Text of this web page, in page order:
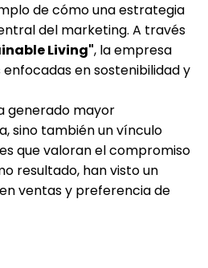
de cómo una estrategia
del marketing. A través
Living", la empresa
en sostenibilidad y
generado mayor
sino también un vínculo
que valoran el compromiso
resultado, han visto un
ventas y preferencia de